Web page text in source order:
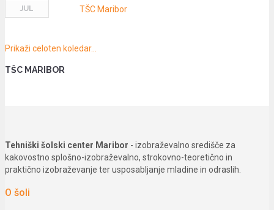
JUL
TŠC Maribor
Prikaži celoten koledar…
TŠC MARIBOR
Tehniški šolski center Maribor - izobraževalno središče za
kakovostno splošno-izobraževalno, strokovno-teoretično in
praktično izobraževanje ter usposabljanje mladine in odraslih.
O šoli